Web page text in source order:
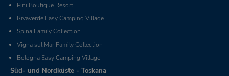
Pini Boutique Resort
Rivaverde Easy Camping Village
Spina Family Collection
Vigna sul Mar Family Collection
Bologna Easy Camping Village
Süd- und Nordküste - Toskana